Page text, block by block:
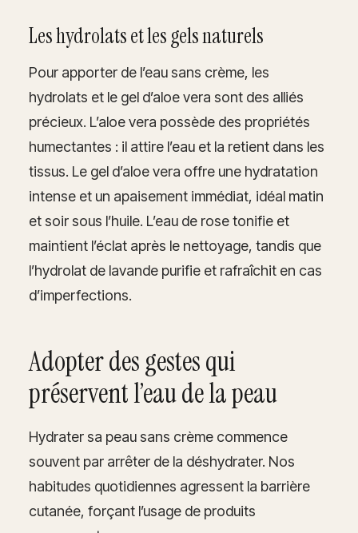
Les hydrolats et les gels naturels
Pour apporter de l’eau sans crème, les
hydrolats et le gel d’aloe vera sont des alliés
précieux. L’aloe vera possède des propriétés
humectantes : il attire l’eau et la retient dans les
tissus. Le gel d’aloe vera offre une hydratation
intense et un apaisement immédiat, idéal matin
et soir sous l’huile. L’eau de rose tonifie et
maintient l’éclat après le nettoyage, tandis que
l’hydrolat de lavande purifie et rafraîchit en cas
d’imperfections.
Adopter des gestes qui
préservent l’eau de la peau
Hydrater sa peau sans crème commence
souvent par arrêter de la déshydrater. Nos
habitudes quotidiennes agressent la barrière
cutanée, forçant l’usage de produits